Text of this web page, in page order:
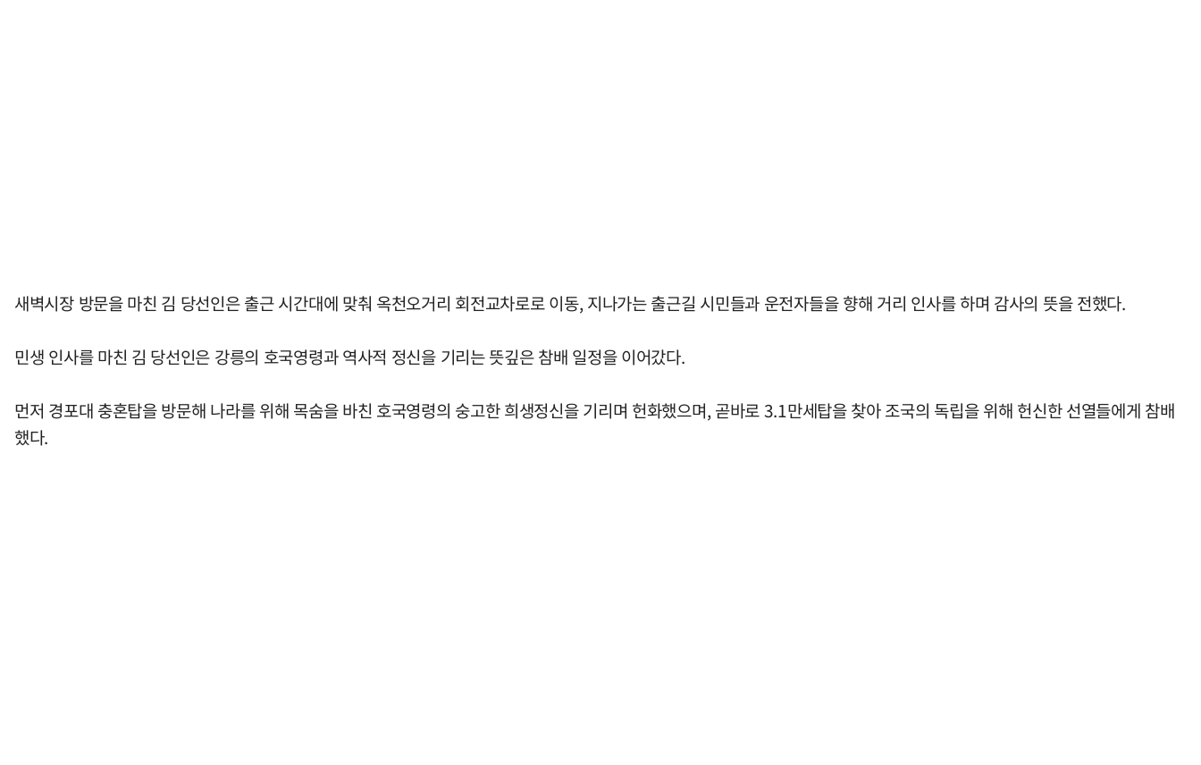
새벽시장 방문을 마친 김 당선인은 출근 시간대에 맞춰 옥천오거리 회전교차로로 이동, 지나가는 출근길 시민들과 운전자들을 향해 거리 인사를 하며 감사의 뜻을 전했다.
민생 인사를 마친 김 당선인은 강릉의 호국영령과 역사적 정신을 기리는 뜻깊은 참배 일정을 이어갔다.
먼저 경포대 충혼탑을 방문해 나라를 위해 목숨을 바친 호국영령의 숭고한 희생정신을 기리며 헌화했으며, 곧바로 3.1만세탑을 찾아 조국의 독립을 위해 헌신한 선열들에게 참배
했다.